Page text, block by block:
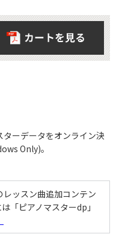
ーデータをオンライン決
Only)。
ッスン曲追加コンテン
「ピアノマスターdp」